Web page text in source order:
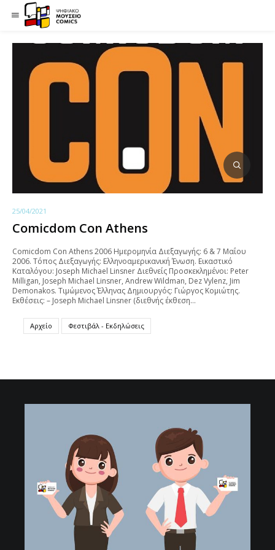
25/04/2021
Comicdom Con Athens
Comicdom Con Athens 2006 Ημερομηνία Διεξαγωγής: 6 & 7 Mαΐου
2006. Τόπος Διεξαγωγής: Ελληνοαμερικανική Ένωση. Εικαστικό
Καταλόγου: Joseph Michael Linsner Διεθνείς Προσκεκλημένοι: Peter
Milligan, Joseph Michael Linsner, Andrew Wildman, Dez Vylenz, Jim
Demonakos. Τιμώμενος Έλληνας Δημιουργός: Γιώργος Κομιώτης.
Εκθέσεις: – Joseph Michael Linsner (διεθνής έκθεση…
Αρχείο Φεστιβάλ - Εκδηλώσεις